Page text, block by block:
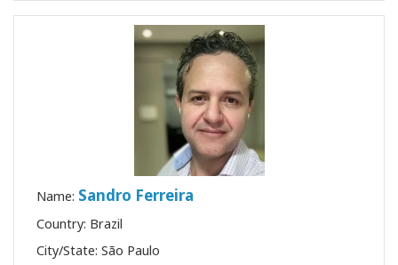
Name: Sandro Ferreira
Country: Brazil
City/State: São Paulo